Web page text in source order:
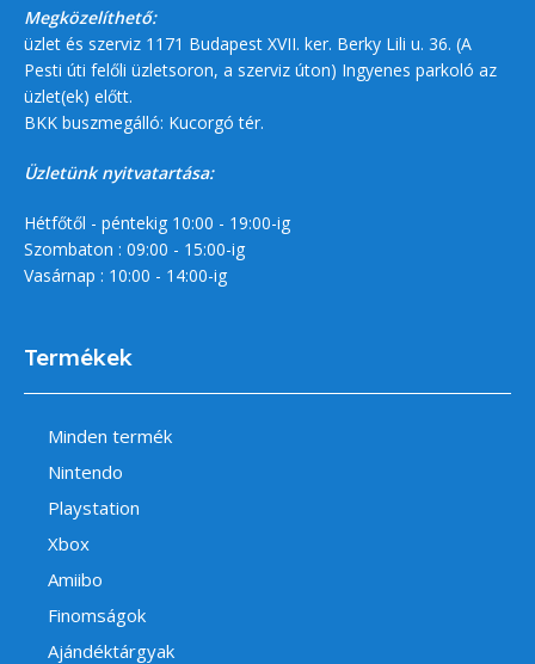
Megközelíthető:
üzlet és szerviz 1171 Budapest XVII. ker. Berky Lili u. 36. (A
Pesti úti felőli üzletsoron, a szerviz úton) Ingyenes parkoló az
üzlet(ek) előtt.
BKK buszmegálló: Kucorgó tér.
Üzletünk nyitvatartása:
Hétfőtől - péntekig 10:00 - 19:00-ig
Szombaton : 09:00 - 15:00-ig
Vasárnap : 10:00 - 14:00-ig
Termékek
Minden termék
Nintendo
Playstation
Xbox
Amiibo
Finomságok
Ajándéktárgyak